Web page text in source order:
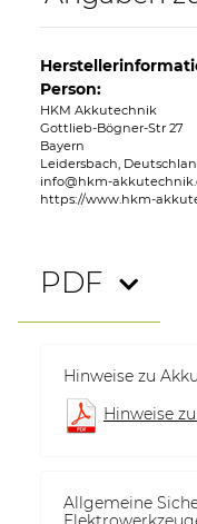
Person:
HKM Akkutechnik
Gottlieb-Bögner-Str 27
Bayern
Leidersbach,
info@hkm-
https://www.hkm-
PDF
Hinweise zu
Hinweise
Allgemeine